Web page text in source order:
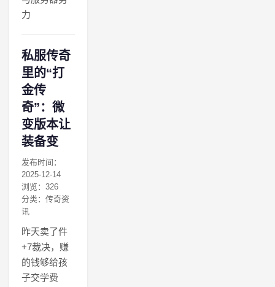
力
私服传奇
里的“打
金传
奇”：微
变版本让
装备变
发布时间：
2025-12-14
浏览：326
分类：传奇资
讯
昨天卖了件
+7裁决，赚
的钱够给孩
子交学费